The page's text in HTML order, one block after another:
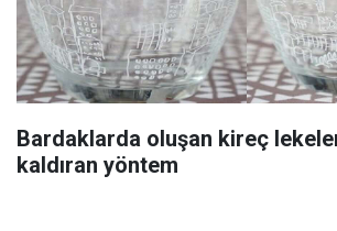
Bardaklarda oluşan kireç
kaldıran yöntem